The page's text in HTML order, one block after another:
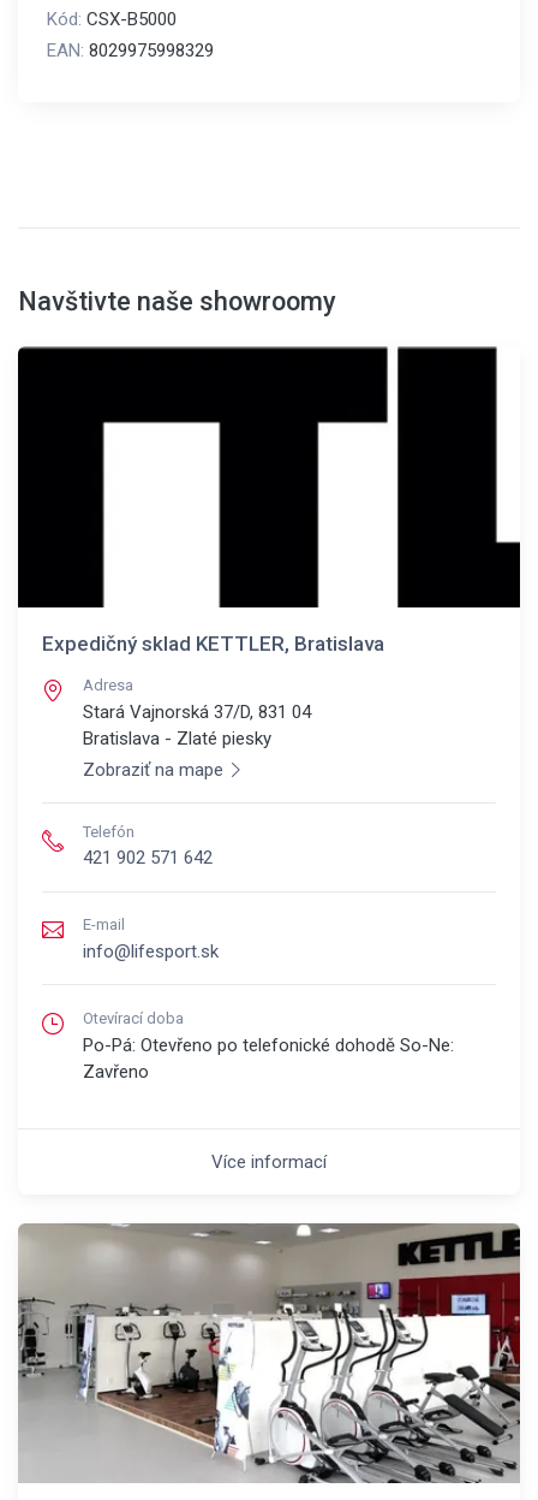
Kód: CSX-B5000
EAN: 8029975998329
Navštivte naše showroomy
Expedičný sklad KETTLER, Bratislava
Adresa
Stará Vajnorská 37/D, 831 04
Bratislava - Zlaté piesky
Zobraziť na mape
Telefón
421 902 571 642
E-mail
info@lifesport.sk
Otevírací doba
Po-Pá: Otevřeno po telefonické dohodě So-Ne:
Zavřeno
Více informací